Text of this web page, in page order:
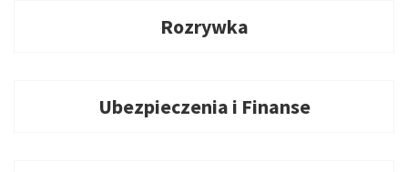
Rozrywka
Ubezpieczenia i Finanse